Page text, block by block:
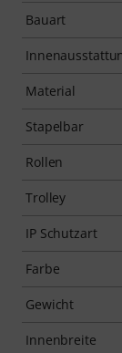
Bauart
Material
Stapelbar
Rollen
Trolley
IP Schutzart
Farbe
Gewicht
Innenbreite